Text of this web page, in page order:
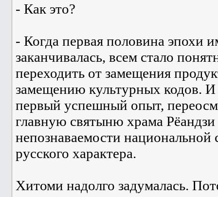
- Как это?
- Когда первая половина эпохи
заканчивалась, всем стало
переходить от замещения
замещению культурных кодов. И
первый успешный опыт,
главную святыню храма
непознаваемости национальной
русского характера.
Хитоми надолго задумалась.